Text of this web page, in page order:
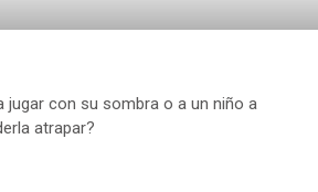
jugar con su sombra o a un niño a
atrapar?